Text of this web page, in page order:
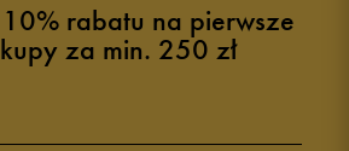
rabatu na pierwsze
za min. 250 zł